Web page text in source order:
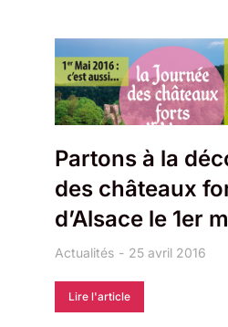
Partons à la
des châteaux
d’Alsace le 1er
Actualités 25 avril 2016
Lire l'article